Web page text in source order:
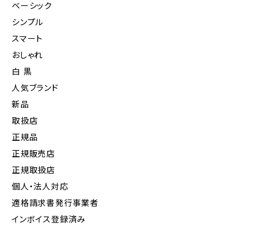
ベーシック
シンプル
スマート
おしゃれ
白 黒
人気ブランド
新品
取扱店
正規品
正規販売店
正規取扱店
個人・法人対応
適格請求書発行事業者
インボイス登録済み